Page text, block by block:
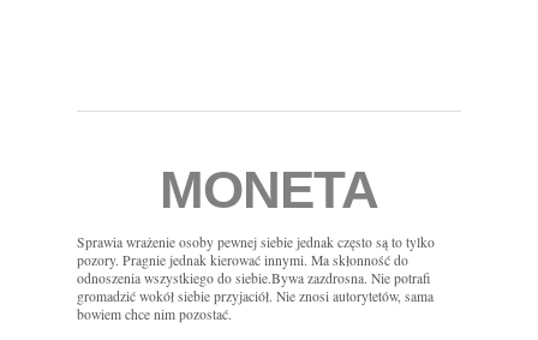
MONETA
Sprawia wrażenie osoby pewnej siebie jednak często są to tylko
pozory. Pragnie jednak kierować innymi. Ma skłonność do
odnoszenia wszystkiego do siebie.Bywa zazdrosna. Nie potrafi
gromadzić wokół siebie przyjaciół. Nie znosi autorytetów, sama
bowiem chce nim pozostać.